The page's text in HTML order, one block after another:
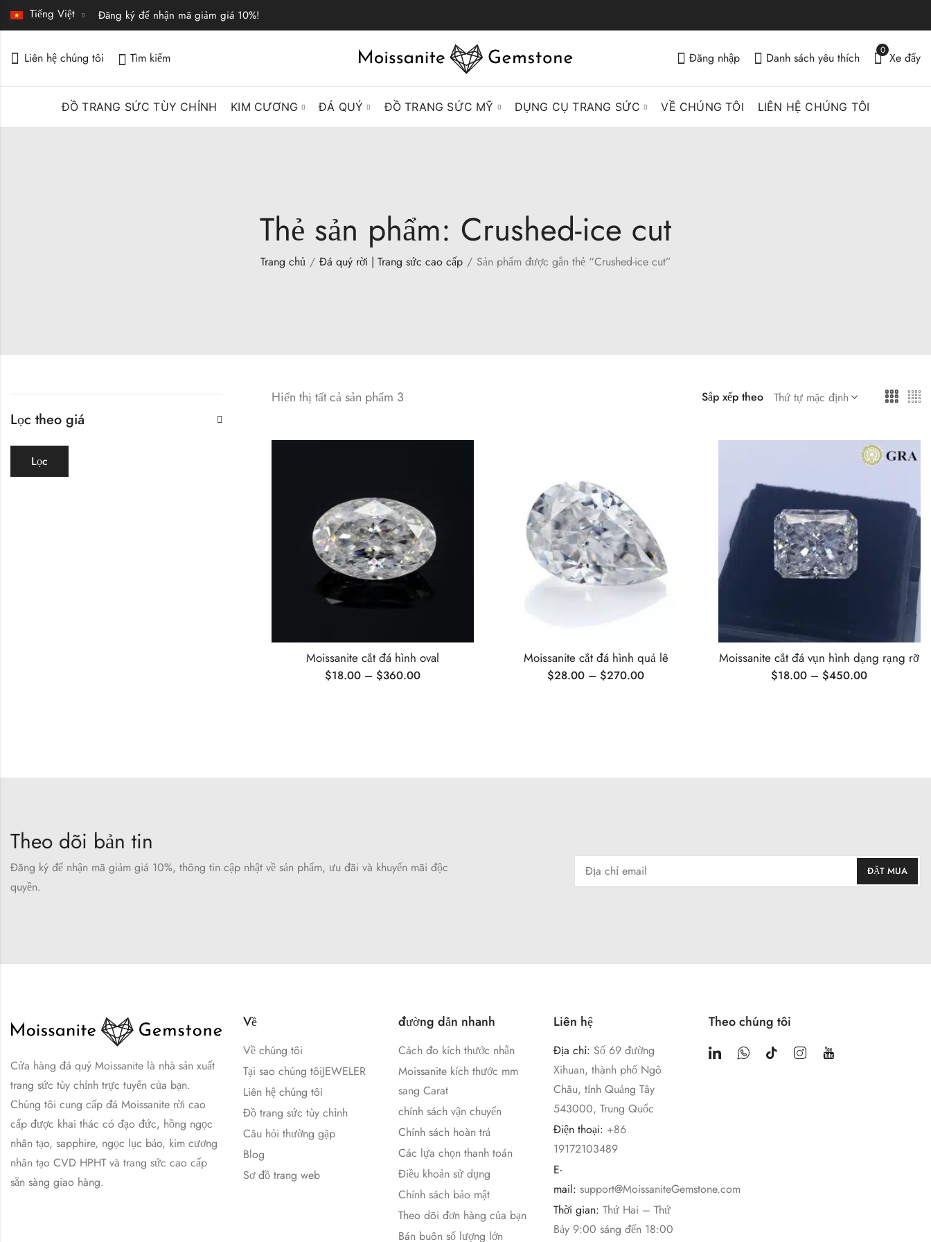
Tiếng Việt Đăng ký để nhận mã giảm giá 10%!
Liên hệ chúng tôi Tìm kiếm Đăng nhập Danh sách yêu thích
0
Xe đẩy
ĐỒ TRANG SỨC TÙY CHỈNH KIM CƯƠNG ĐÁ QUÝ ĐỒ TRANG SỨC MỸ DỤNG CỤ TRANG SỨC VỀ CHÚNG TÔI LIÊN HỆ CHÚNG TÔI
Thẻ sản phẩm: Crushed-ice cut
Trang chủ Đá quý rời | Trang sức cao cấp Sản phẩm được gắn thẻ “Crushed-ice cut”
Hiển thị tất cả sản phẩm 3 Sắp xếp theo
Moissanite cắt đá hình oval
$18.00 – $360.00
Moissanite cắt đá hình quả lê
$28.00 – $270.00
Moissanite cắt đá vụn hình dạng rạng rỡ
$18.00 – $450.00
Lọc theo giá
Lọc
Theo dõi bản tin
Đăng ký để nhận mã giảm giá 10%, thông tin cập nhật về sản phẩm, ưu đãi và khuyến mãi độc
quyền.
Cửa hàng đá quý Moissanite là nhà sản xuất
trang sức tùy chỉnh trực tuyến của bạn.
Chúng tôi cung cấp đá Moissanite rời cao
cấp được khai thác có đạo đức, hồng ngọc
nhân tạo, sapphire, ngọc lục bảo, kim cương
nhân tạo CVD HPHT và trang sức cao cấp
sẵn sàng giao hàng.
Về
Về chúng tôi
Tại sao chúng tôiJEWELER
Liên hệ chúng tôi
Đồ trang sức tùy chỉnh
Câu hỏi thường gặp
Blog
Sơ đồ trang web
đường dẫn nhanh
Cách đo kích thước nhẫn
Moissanite kích thước mm
sang Carat
chính sách vận chuyển
Chính sách hoàn trả
Các lựa chọn thanh toán
Điều khoản sử dụng
Chính sách bảo mật
Theo dõi đơn hàng của bạn
Bán buôn số lượng lớn
Liên hệ
Địa chỉ: Số 69 đường
Xihuan, thành phố Ngô
Châu, tỉnh Quảng Tây
543000, Trung Quốc
Điện thoại: +86
19172103489
E-
mail: support@MoissaniteGemstone.com
Thời gian: Thứ Hai – Thứ
Bảy 9:00 sáng đến 18:00
Theo chúng tôi